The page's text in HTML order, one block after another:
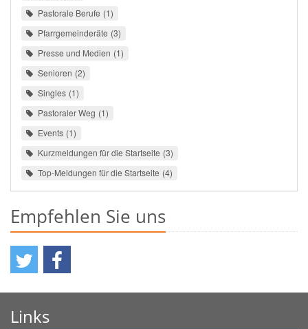
Pastorale Berufe 1
Pfarrgemeinderäte 3
Presse und Medien 1
Senioren 2
Singles 1
Pastoraler Weg 1
Events 1
Kurzmeldungen für die Startseite 3
Top-Meldungen für die Startseite 4
Empfehlen Sie uns
Links